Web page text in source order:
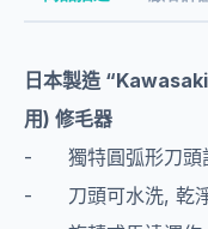
日本製造
用) 修毛器
-
獨特圓弧形刀頭
-
刀頭可水洗, 乾